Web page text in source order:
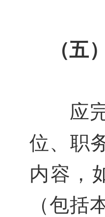
（五
应完
位、职
内容，
（包